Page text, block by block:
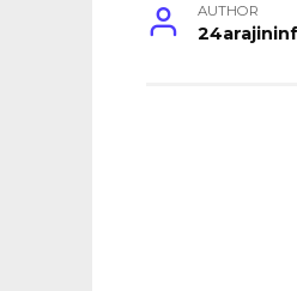
AUTHOR